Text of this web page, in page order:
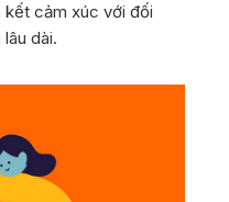
kết cảm xúc với đối
dài.